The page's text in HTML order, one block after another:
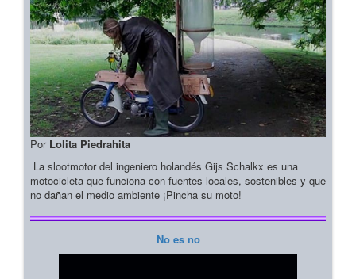
Por Lolita Piedrahita
La slootmotor del ingeniero holandés Gijs Schalkx es una
motocicleta que funciona con fuentes locales, sostenibles y que
no dañan el medio ambiente ¡Pincha su moto!
No es no